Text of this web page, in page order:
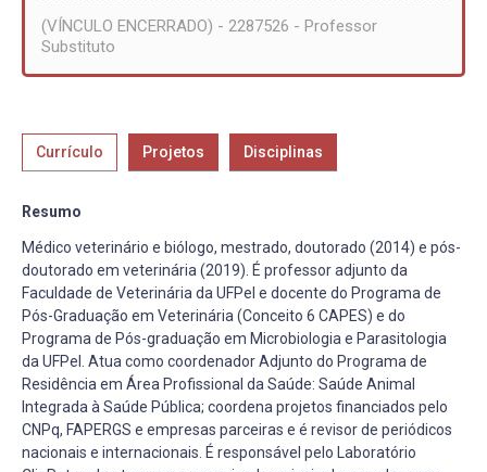
(VÍNCULO ENCERRADO) - 2287526 - Professor
Substituto
Currículo Projetos Disciplinas
Resumo
Médico veterinário e biólogo, mestrado, doutorado (2014) e pós-
doutorado em veterinária (2019). É professor adjunto da
Faculdade de Veterinária da UFPel e docente do Programa de
Pós-Graduação em Veterinária (Conceito 6 CAPES) e do
Programa de Pós-graduação em Microbiologia e Parasitologia
da UFPel. Atua como coordenador Adjunto do Programa de
Residência em Área Profissional da Saúde: Saúde Animal
Integrada à Saúde Pública; coordena projetos financiados pelo
CNPq, FAPERGS e empresas parceiras e é revisor de periódicos
nacionais e internacionais. É responsável pelo Laboratório